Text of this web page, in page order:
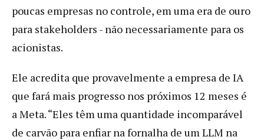
poucas empresas no controle, em uma era de ouro
para stakeholders - não necessariamente para os
acionistas.
Ele acredita que provavelmente a empresa de IA
que fará mais progresso nos próximos 12 meses é
a Meta. “Eles têm uma quantidade incomparável
de carvão para enfiar na fornalha de um LLM na